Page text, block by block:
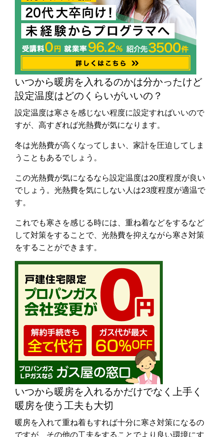
いつから暖房を入れるのかは分かったけど
設定温度はどのくらいがいいの？
設定温度は寒さを感じない程度に設定すればいいので
すが、高すぎれば光熱費が気になります。
冬は光熱費が高くなってしまい、家計を圧迫してしま
うこともあるでしょう。
この光熱費が気になるなら設定温度は20度程度が良い
でしょう。光熱費を気にしない人は23度程度が適温で
す。
これでも寒さを感じる時には、重ね着などをするなど
して対策をすることで、光熱費を抑えながら寒さ対策
をすることができます。
いつから暖房を入れるかだけでなく上手く
暖房を使う工夫も大切
暖房を入れて重ね着もすれば十分に寒さ対策になるの
ですが、その他の工夫をすることでより良い環境にす